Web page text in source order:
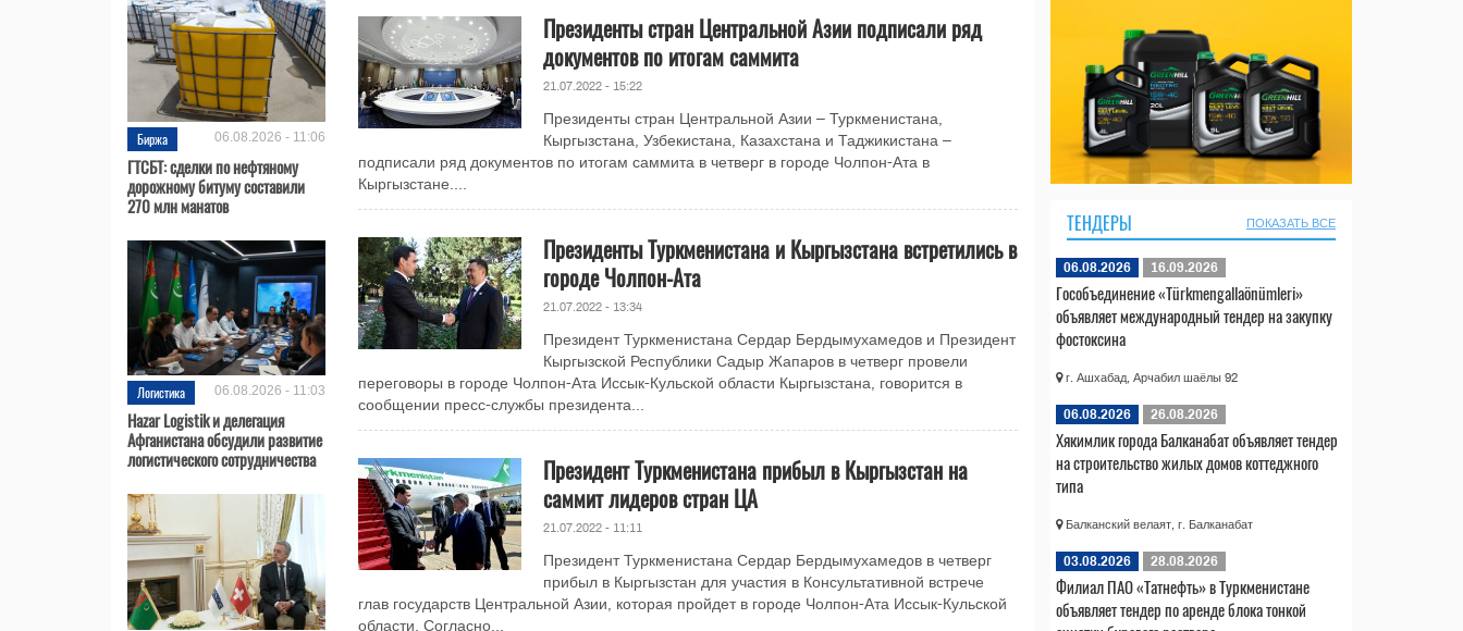
Биржа 06.08.2026 - 11:06
ГТСБТ: сделки по нефтяному
дорожному битуму составили
270 млн манатов
Логистика 06.08.2026 - 11:03
Hazar Logistik и делегация
Афганистана обсудили развитие
логистического сотрудничества
Президенты стран Центральной Азии подписали ряд
документов по итогам саммита
21.07.2022 - 15:22
Президенты стран Центральной Азии – Туркменистана,
Кыргызстана, Узбекистана, Казахстана и Таджикистана –
подписали ряд документов по итогам саммита в четверг в городе Чолпон-Ата в
Кыргызстане....
Президенты Туркменистана и Кыргызстана встретились в
городе Чолпон-Ата
21.07.2022 - 13:34
Президент Туркменистана Сердар Бердымухамедов и Президент
Кыргызской Республики Садыр Жапаров в четверг провели
переговоры в городе Чолпон-Ата Иссык-Кульской области Кыргызстана, говорится в
сообщении пресс-службы президента...
Президент Туркменистана прибыл в Кыргызстан на
саммит лидеров стран ЦА
21.07.2022 - 11:11
Президент Туркменистана Сердар Бердымухамедов в четверг
прибыл в Кыргызстан для участия в Консультативной встрече
глав государств Центральной Азии, которая пройдет в городе Чолпон-Ата Иссык-Кульской
области. Согласно...
ТЕНДЕРЫ ПОКАЗАТЬ ВСЕ
06.08.2026 16.09.2026
Гособъединение «Türkmengallaönümleri»
объявляет международный тендер на закупку
фостоксина
г. Ашхабад, Арчабил шаёлы 92
06.08.2026 26.08.2026
Хякимлик города Балканабат объявляет тендер
на строительство жилых домов коттеджного
типа
Балканский велаят, г. Балканабат
03.08.2026 28.08.2026
Филиал ПАО «Татнефть» в Туркменистане
объявляет тендер по аренде блока тонкой